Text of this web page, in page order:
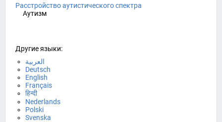
Расстройство аутистического спектра
Аутизм
Другие языки:
العربية
Deutsch
English
Français
हिन्दी
Nederlands
Polski
Svenska